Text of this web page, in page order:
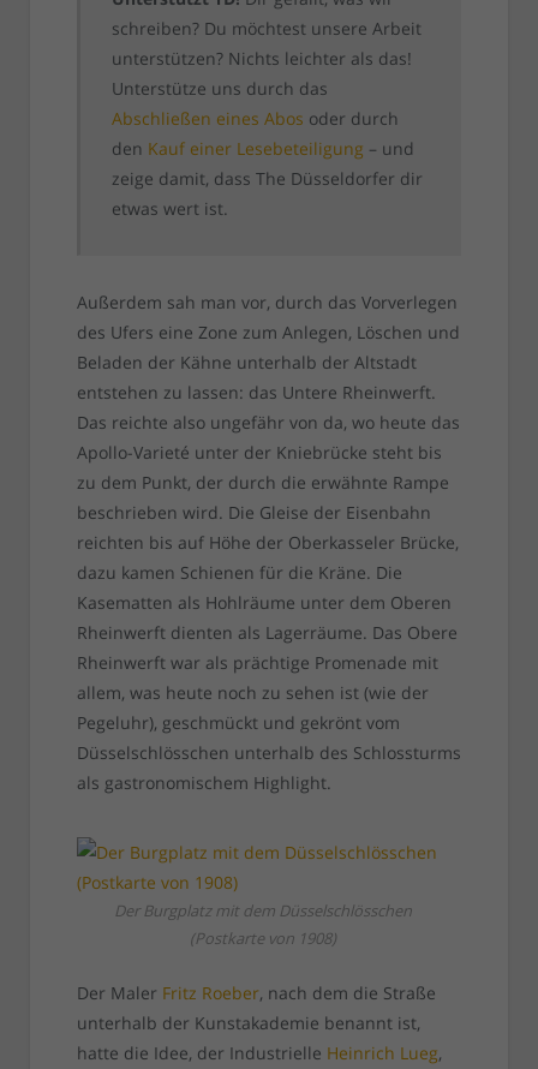
schreiben? Du möchtest unsere Arbeit
unterstützen? Nichts leichter als das!
Unterstütze uns durch das
Abschließen eines Abos oder durch
den Kauf einer Lesebeteiligung – und
zeige damit, dass The Düsseldorfer dir
etwas wert ist.
Außerdem sah man vor, durch das Vorverlegen
des Ufers eine Zone zum Anlegen, Löschen und
Beladen der Kähne unterhalb der Altstadt
entstehen zu lassen: das Untere Rheinwerft.
Das reichte also ungefähr von da, wo heute das
Apollo-Varieté unter der Kniebrücke steht bis
zu dem Punkt, der durch die erwähnte Rampe
beschrieben wird. Die Gleise der Eisenbahn
reichten bis auf Höhe der Oberkasseler Brücke,
dazu kamen Schienen für die Kräne. Die
Kasematten als Hohlräume unter dem Oberen
Rheinwerft dienten als Lagerräume. Das Obere
Rheinwerft war als prächtige Promenade mit
allem, was heute noch zu sehen ist (wie der
Pegeluhr), geschmückt und gekrönt vom
Düsselschlösschen unterhalb des Schlossturms
als gastronomischem Highlight.
Der Burgplatz mit dem Düsselschlösschen
(Postkarte von 1908)
Der Maler Fritz Roeber, nach dem die Straße
unterhalb der Kunstakademie benannt ist,
hatte die Idee, der Industrielle Heinrich Lueg,